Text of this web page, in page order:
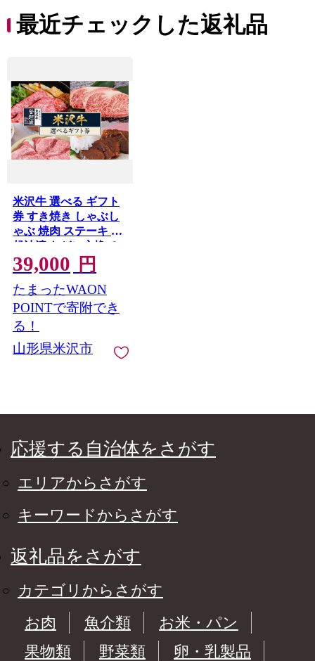
最近チェックした返礼品
米沢牛 選べる ギフト
券 すき焼き しゃぶし
ゃぶ 焼肉 ステーキ 登
起波漬 などに交換で
きる カタログギフト
39,000 円
たまったWAON
POINTで寄附でき
る！
山形県米沢市
応援する自治体をさがす
エリアからさがす
キーワードからさがす
返礼品をさがす
カテゴリからさがす
お肉
魚介類
お米・パン
果物類
野菜類
卵・乳製品